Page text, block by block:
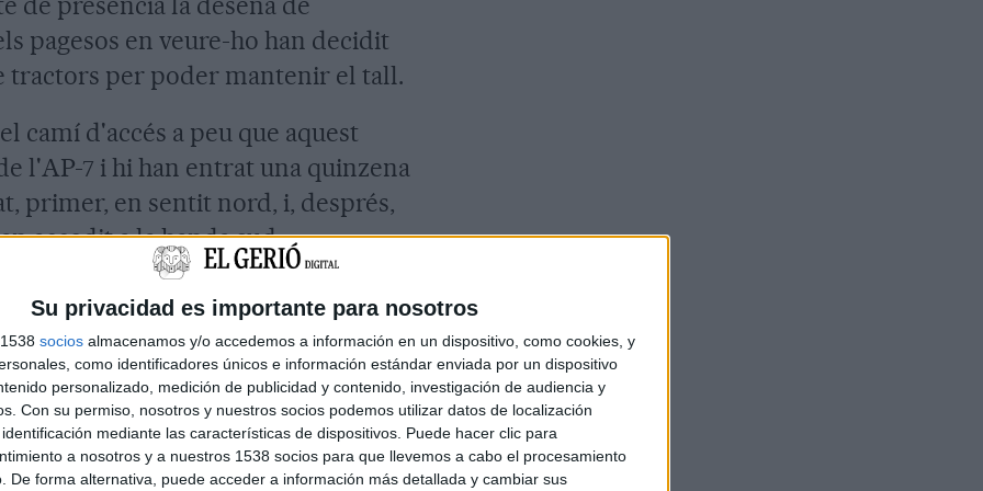
Su privacidad es importante para nosotros
socios almacenamos y/o accedemos a información en un dispositivo, como cookies, y
como identificadores únicos e información estándar enviada por un dispositivo
personalizado, medición de publicidad y contenido, investigación de audiencia y
Con su permiso, nosotros y nuestros socios podemos utilizar datos de localización
mediante las características de dispositivos. Puede hacer clic para
a nosotros y a nuestros 1538 socios para que llevemos a cabo el procesamiento
De forma alternativa, puede acceder a información más detallada y cambiar sus
pagesos en veure-ho han decidit
tractors per poder mantenir el tall.
camí d'accés a peu que aquest
l'AP-7 i hi han entrat una quinzena
primer, en sentit nord, i, després,
accedit a la banda sud.
la Brimo que s'havien situat als dos
retirat.
aquesta tarda en
la nit en aquest punt de l'AP-7,
el tall que ha començat a dos